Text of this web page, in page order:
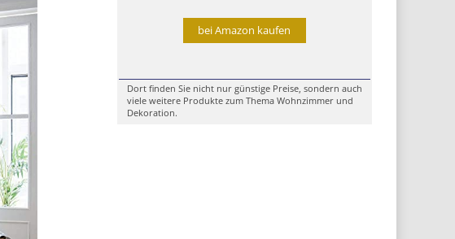
bei Amazon kaufen
Dort finden Sie nicht nur günstige Preise, sondern auch
viele weitere Produkte zum Thema Wohnzimmer und
Dekoration.